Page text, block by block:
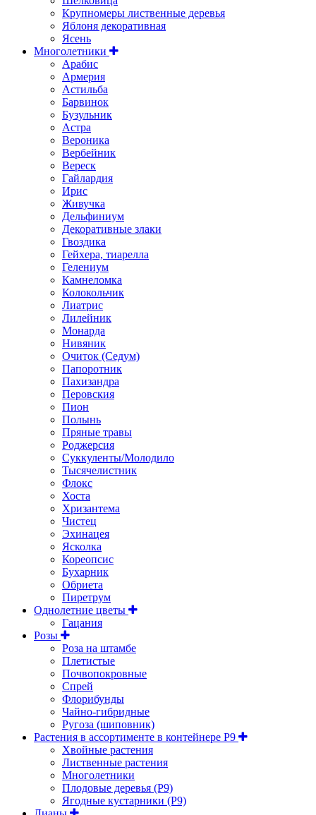
Крупномеры лиственные деревья
Яблоня декоративная
Ясень
Многолетники
Арабис
Армерия
Астильбa
Барвинок
Бузульник
Астра
Вероника
Вербейник
Вереск
Гайлардия
Ирис
Живучка
Дельфиниум
Декоративные злаки
Гвоздика
Гейхера, тиарелла
Гелениум
Камнеломка
Колокольчик
Лиатрис
Лилейник
Монарда
Нивяник
Очиток (Седум)
Папоротник
Пахизандра
Перовския
Пион
Полынь
Пряные травы
Роджерсия
Суккуленты/Молодило
Тысячелистник
Флокс
Хоста
Хризантема
Чистец
Эхинацея
Ясколка
Кореопсис
Бухарник
Обриета
Пиретрум
Однолетние цветы
Гацания
Розы
Роза на штамбе
Плетистые
Почвопокровные
Спрей
Флорибунды
Чайно-гибридные
Ругоза (шиповник)
Растения в ассортименте в контейнере P9
Хвойные растения
Лиственные растения
Многолетники
Плодовые деревья (Р9)
Ягодные кустарники (Р9)